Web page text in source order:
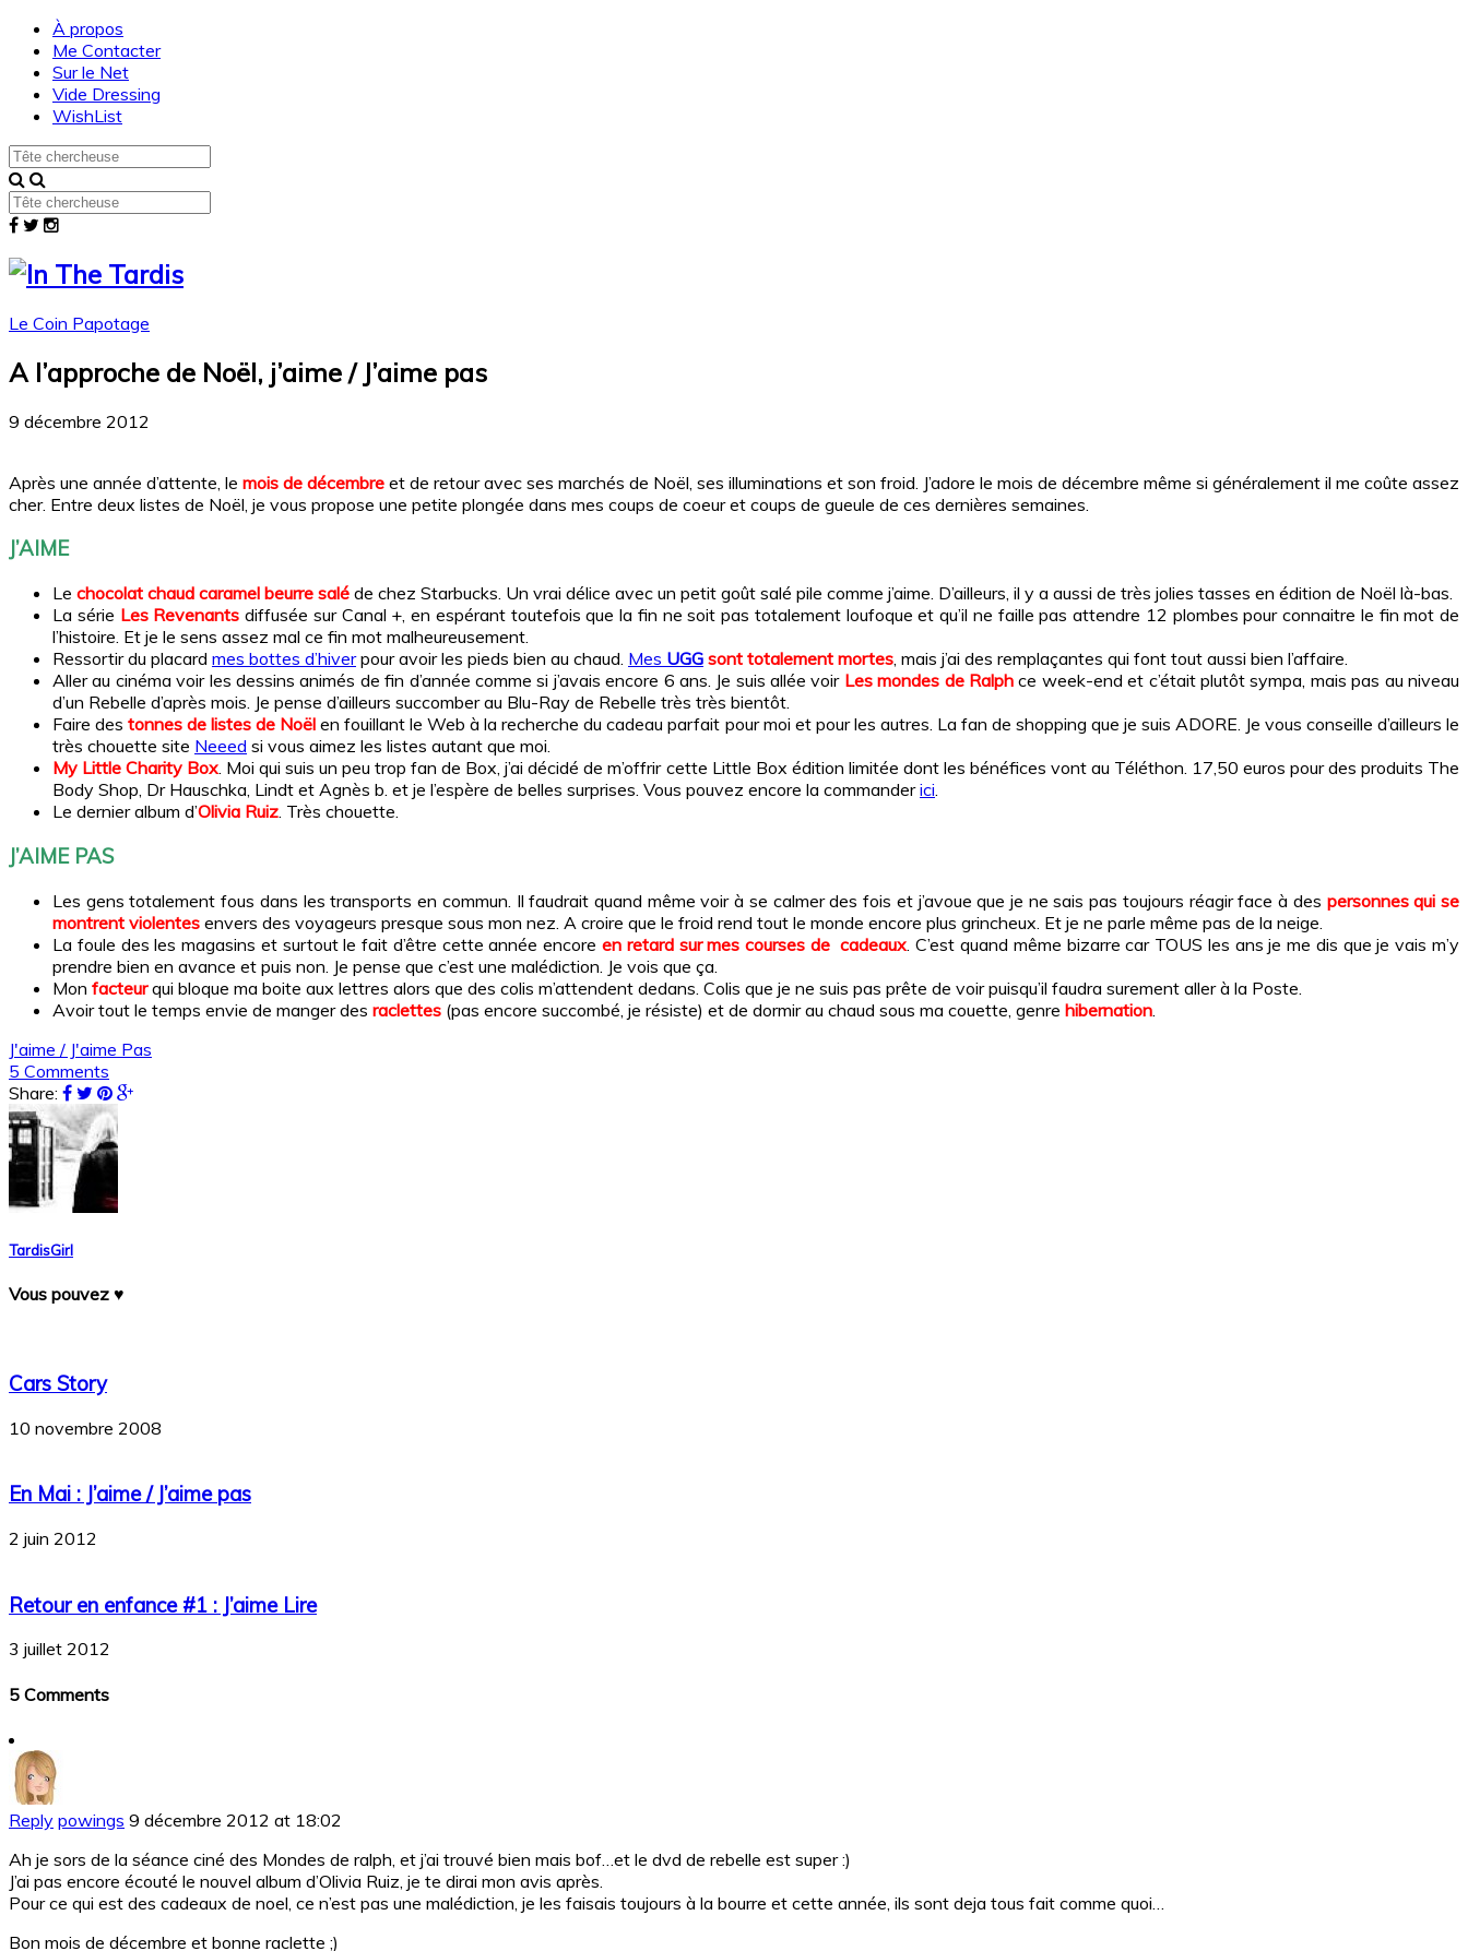
À propos
Me Contacter
Sur le Net
Vide Dressing
WishList
Le Coin Papotage
A l’approche de Noël, j’aime / J’aime pas
9 décembre 2012
Après une année d’attente, le mois de décembre et de retour avec ses marchés de Noël, ses illuminations et son froid. J’adore le mois de décembre même si généralement il me coûte assez
cher. Entre deux listes de Noël, je vous propose une petite plongée dans mes coups de coeur et coups de gueule de ces dernières semaines.
J’AIME
Le chocolat chaud caramel beurre salé de chez Starbucks. Un vrai délice avec un petit goût salé pile comme j’aime. D’ailleurs, il y a aussi de très jolies tasses en édition de Noël là-bas.
La série Les Revenants diffusée sur Canal +, en espérant toutefois que la fin ne soit pas totalement loufoque et qu’il ne faille pas attendre 12 plombes pour connaitre le fin mot de
l’histoire. Et je le sens assez mal ce fin mot malheureusement.
Ressortir du placard mes bottes d’hiverpour avoir les pieds bien au chaud. Mes UGG sont totalement mortes, mais j’ai des remplaçantes qui font tout aussi bien l’affaire.
Aller au cinéma voir les dessins animés de fin d’année comme si j’avais encore 6 ans. Je suis allée voir Les mondes de Ralph ce week-end et c’était plutôt sympa, mais pas au niveau
d’un Rebelle d’après mois. Je pense d’ailleurs succomber au Blu-Ray de Rebelle très très bientôt.
Faire des tonnes de listes de Noël en fouillant le Web à la recherche du cadeau parfait pour moi et pour les autres. La fan de shopping que je suis ADORE. Je vous conseille d’ailleurs le
très chouette site Neeed si vous aimez les listes autant que moi.
My Little Charity Box. Moi qui suis un peu trop fan de Box, j’ai décidé de m’offrir cette Little Box édition limitée dont les bénéfices vont au Téléthon. 17,50 euros pour des produits The
Body Shop, Dr Hauschka, Lindt et Agnès b. et je l’espère de belles surprises. Vous pouvez encore la commanderici.
Le dernier album d’Olivia Ruiz. Très chouette.
J’AIME PAS
Les gens totalement fous dans les transports en commun. Il faudrait quand même voir à se calmer des fois et j’avoue que je ne sais pas toujours réagir face à des personnes qui se
montrent violentes envers des voyageurs presque sous mon nez. A croire que le froid rend tout le monde encore plus grincheux. Et je ne parle même pas de la neige.
La foule des les magasins et surtout le fait d’être cette année encoreen retard sur mes courses de cadeaux . C’est quand même bizarre car TOUS les ans je me dis que je vais m’y
prendre bien en avance et puis non. Je pense que c’est une malédiction. Je vois que ça.
Mon facteurqui bloque ma boite aux lettres alors que des colis m’attendent dedans. Colis que je ne suis pas prête de voir puisqu’il faudra surement aller à la Poste.
Avoir tout le temps envie de manger des raclettes (pas encore succombé, je résiste) et de dormir au chaud sous ma couette, genre hibernation
J'aime / J'aime Pas
5 Comments
Share:
TardisGirl
Vous pouvez ♥
Cars Story
10 novembre 2008
En Mai : J’aime / J’aime pas
2 juin 2012
Retour en enfance #1 : J’aime Lire
3 juillet 2012
5 Comments
Reply powings 9 décembre 2012 at 18:02
Ah je sors de la séance ciné des Mondes de ralph, et j’ai trouvé bien mais bof…et le dvd de rebelle est super :)
J’ai pas encore écouté le nouvel album d’Olivia Ruiz, je te dirai mon avis après.
Pour ce qui est des cadeaux de noel, ce n’est pas une malédiction, je les faisais toujours à la bourre et cette année, ils sont deja tous fait comme quoi…
Bon mois de décembre et bonne raclette ;)